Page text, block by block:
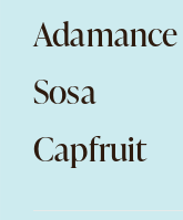
Adamance
Sosa
Capfruit